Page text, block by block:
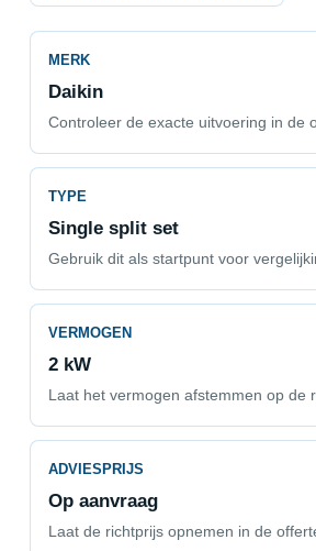
MERK
Daikin
Controleer de exacte uitvoering in de
TYPE
Single split set
Gebruik dit als startpunt voor
VERMOGEN
2 kW
Laat het vermogen afstemmen op de
ADVIESPRIJS
Op aanvraag
Laat de richtprijs opnemen in de